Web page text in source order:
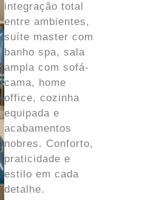
integração total
entre ambientes,
suíte master com
banho spa, sala
ampla com sofá-
cama, home
office, cozinha
equipada e
acabamentos
nobres. Conforto,
praticidade e
estilo em cada
detalhe.